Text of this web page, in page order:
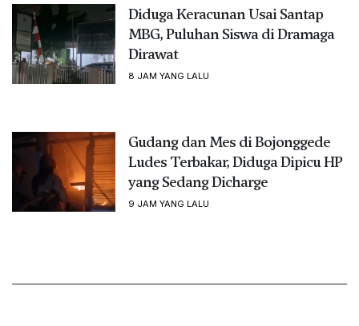
Diduga Keracunan Usai Santap
MBG, Puluhan Siswa di Dramaga
Dirawat
8 JAM YANG LALU
Gudang dan Mes di Bojonggede
Ludes Terbakar, Diduga Dipicu HP
yang Sedang Dicharge
9 JAM YANG LALU